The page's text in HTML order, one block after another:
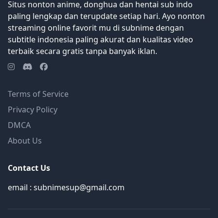
Situs nonton anime, donghua dan hentai sub indo
paling lengkap dan terupdate setiap hari. Ayo nonton
streaming online favorit mu di subnime dengan
subtitle indonesia paling akurat dan kualitas video
terbaik secara gratis tanpa banyak iklan.
Terms of Service
Privacy Policy
DMCA
About Us
Contact Us
email : subnimesup@gmail.com